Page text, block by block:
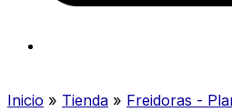
Inicio » Tienda » Freidoras -